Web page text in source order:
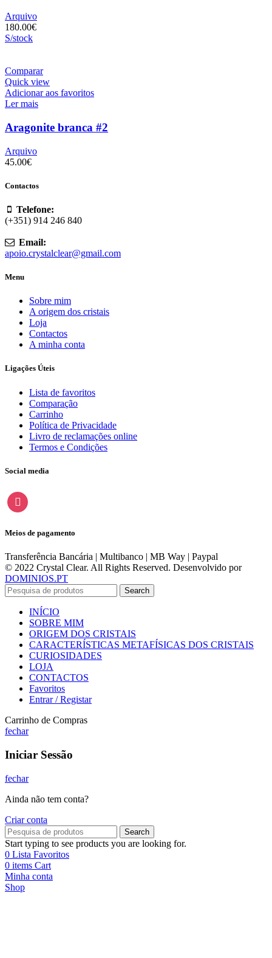
Arquivo
180.00€
S/stock
Comparar
Quick view
Adicionar aos favoritos
Ler mais
Aragonite branca #2
Arquivo
45.00€
Contactos
Telefone:
(+351) 914 246 840
Email:
apoio.crystalclear@gmail.com
Menu
Sobre mim
A origem dos cristais
Loja
Contactos
A minha conta
Ligações Úteis
Lista de favoritos
Comparação
Carrinho
Política de Privacidade
Livro de reclamações online
Termos e Condições
Social media
instagram
Meios de pagamento
Transferência Bancária | Multibanco | MB Way | Paypal
© 2022 Crystal Clear. All Rights Reserved. Desenvolvido por
DOMINIOS.PT
Search
INÍCIO
SOBRE MIM
ORIGEM DOS CRISTAIS
CARACTERÍSTICAS METAFÍSICAS DOS CRISTAIS
CURIOSIDADES
LOJA
CONTACTOS
Favoritos
Entrar / Registar
Carrinho de Compras
fechar
Iniciar Sessão
fechar
Ainda não tem conta?
Criar conta
Search
Start typing to see products you are looking for.
0 Lista Favoritos
0 items Cart
Minha conta
Shop